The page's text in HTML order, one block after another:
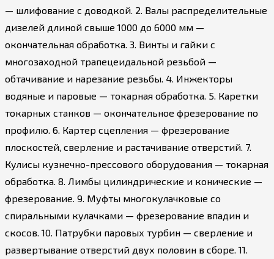
— шлифование с доводкой. 2. Валы распределительные
дизелей длиной свыше 1000 до 6000 мм —
окончательная обработка. 3. Винты и гайки с
многозаходной трапецеидальной резьбой —
обтачивание и нарезание резьбы. 4. Инжекторы
водяные и паровые — токарная обработка. 5. Каретки
токарных станков — окончательное фрезерование по
профилю. 6. Картер сцепления — фрезерование
плоскостей, сверление и растачивание отверстий. 7.
Кулисы кузнечно-прессового оборудования — токарная
обработка. 8. Лимбы цилиндрические и конические —
фрезерование. 9. Муфты многокулачковые со
спиральными кулачками — фрезерование впадин и
скосов. 10. Патрубки паровых турбин — сверление и
развертывание отверстий двух половин в сборе. 11.